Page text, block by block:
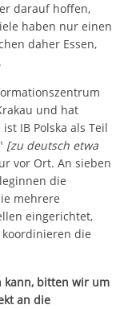
darauf hoffen,
haben nur einen
daher Essen,
und hat
IB Polska als Teil
[zu deutsch etwa
vor Ort. An sieben
die
mehrere
eingerichtet,
die
kann, bitten wir um
an die